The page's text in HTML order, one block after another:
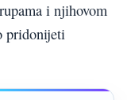
i njihovom
pridonijeti